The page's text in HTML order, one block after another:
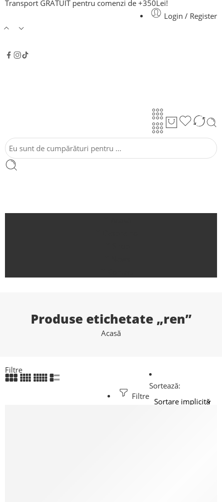
Transport GRATUIT pentru comenzi de +350Lei!
Login / Register
Produse etichetate „ren”
Acasă
Filtre
Filtre
Sortează: